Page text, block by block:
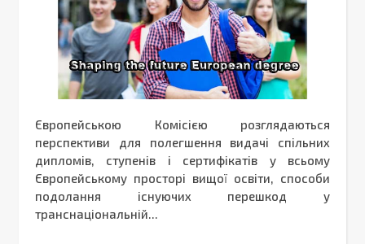
Європейською Комісією розглядаються
перспективи для полегшення видачі спільних
дипломів, ступенів і сертифікатів у всьому
Європейському просторі вищої освіти, способи
подолання існуючих перешкод у
транснаціональній...